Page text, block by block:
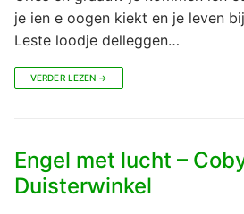
je ien e oogen kiekt en je leven
Leste loodje delleggen…
VERDER LEZEN →
Engel met lucht –
Duisterwinkel